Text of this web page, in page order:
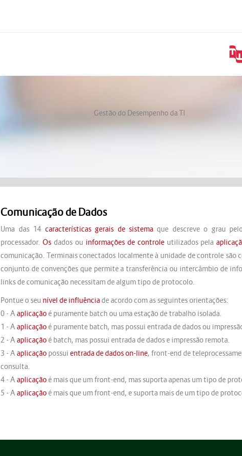
Gestão do Desempenho da TI
Comunicação de Dados
Uma das 14 características gerais de sistema que descreve o grau
processador.Os dados ou informações de controleutilizados pela
comunicação. Terminais conectados localmente à unidade de controle são
conjunto de convenções que permite a transferência ou intercâmbio de
links de comunicação necessitam de algum tipo de protocolo.
Pontue o seu nível de influênciade acordo com as seguintes orientações:
0 - Aaplicaçãoé puramente batch ou uma estação de trabalho isolada.
1 - Aaplicaçãoé puramente batch, mas possui entrada de dados ou
2 - Aaplicaçãoé batch, mas possui entrada de dados e impressão remota.
3 - Aaplicação possuientrada de dados on-line, front-end de
consulta.
4 - Aaplicaçãoé mais que um front-end, mas suporta apenas um tipo de
5 - Aaplicaçãoé mais que um front-end, e suporta mais de um tipo de